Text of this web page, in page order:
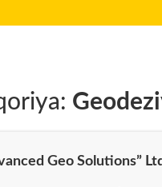
Geo Solutions”